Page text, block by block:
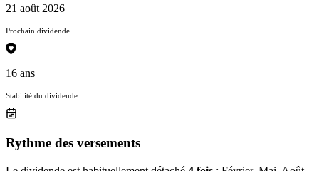
21 août 2026
Prochain dividende
16 ans
Stabilité du dividende
Rythme des versements